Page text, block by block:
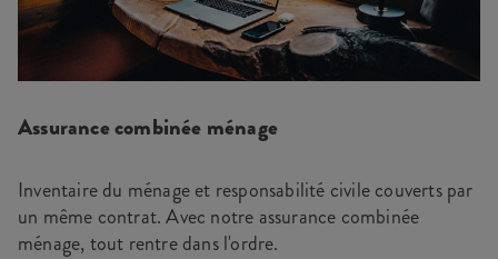
Assurance combinée ménage
Inventaire du ménage et responsabilité civile couverts par
un même contrat. Avec notre assurance combinée
ménage, tout rentre dans l'ordre.